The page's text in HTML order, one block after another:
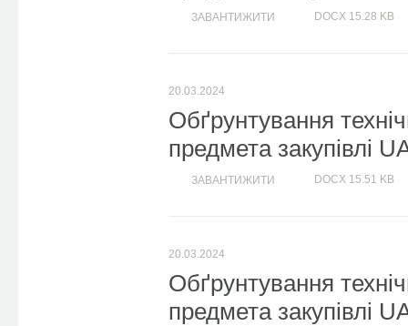
ЗАВАНТИЖИТИ DOCX 15.28 KB
20.03.2024
Обґрунтування
предмета закупівлі
ЗАВАНТИЖИТИ DOCX 15.51 KB
20.03.2024
Обґрунтування
предмета закупівлі